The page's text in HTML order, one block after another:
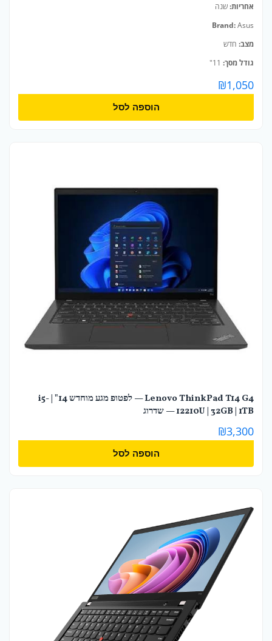
אחריות:שנה
Brand:Asus
מצב: חדש
גודל מסך:
₪1,050
הוספה לסל
Lenovo ThinkPad T14 G4 — לפטופ מגע מוחדש 14" | i5-
12210U | 32GB | 1TB — שדרוג
₪3,300
הוספה לסל